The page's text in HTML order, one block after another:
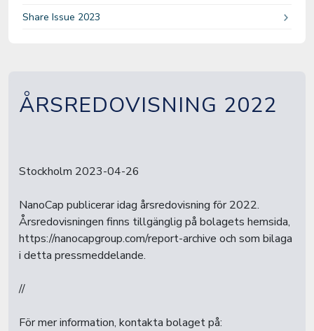
Share Issue 2023
ÅRSREDOVISNING 2022
Stockholm 2023-04-26
NanoCap publicerar idag årsredovisning för 2022.
Årsredovisningen finns tillgänglig på bolagets hemsida,
https://nanocapgroup.com/report-archive och som bilaga
i detta pressmeddelande.
//
För mer information, kontakta bolaget på: